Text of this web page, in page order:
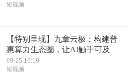
短视频
【特别呈现】九章云极：构建普
惠算力生态圈，让AI触手可及
09-25 16:19
短视频